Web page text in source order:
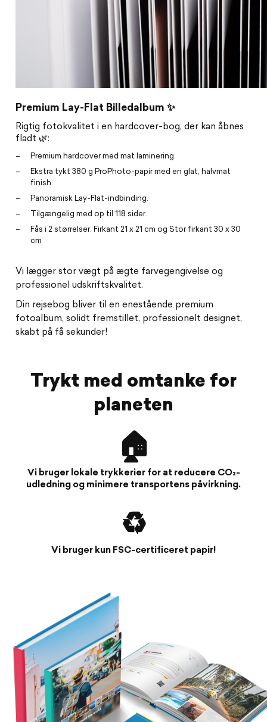
Premium Lay-Flat Billedalbum ✨
Rigtig fotokvalitet i en hardcover-bog, der kan åbnes
fladt 🌿:
Premium hardcover med mat laminering.
Ekstra tykt 380 g ProPhoto-papir med en glat, halvmat
finish.
Panoramisk Lay-Flat-indbinding.
Tilgængelig med op til 118 sider.
Fås i 2 størrelser: Firkant 21 x 21 cm og Stor firkant 30 x 30
cm
Vi lægger stor vægt på ægte farvegengivelse og
professionel udskriftskvalitet.
Din rejsebog bliver til en enestående premium
fotoalbum, solidt fremstillet, professionelt designet,
skabt på få sekunder!
Trykt med omtanke for
planeten
🏠
Vi bruger lokale trykkerier for at reducere CO₂-
udledning og minimere transportens påvirkning.
♻️
Vi bruger kun FSC-certificeret papir!